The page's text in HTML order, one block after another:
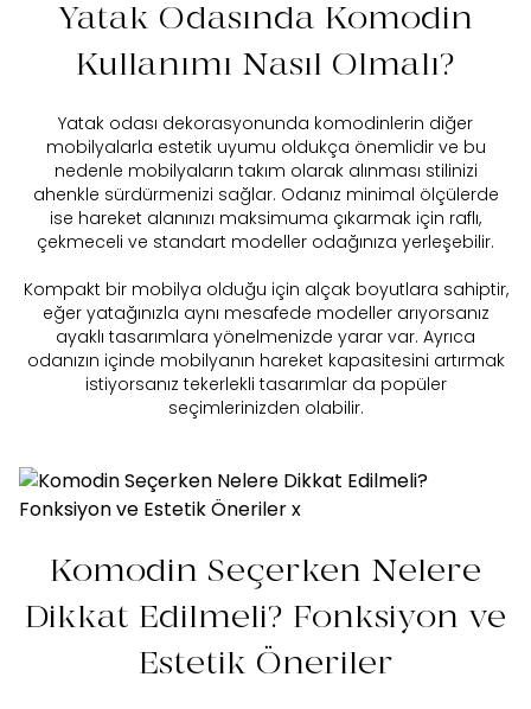
Yatak Odasında Komodin
Kullanımı Nasıl Olmalı?
Yatak odası dekorasyonunda komodinlerin diğer
mobilyalarla estetik uyumu oldukça önemlidir ve bu
nedenle mobilyaların takım olarak alınması stilinizi
ahenkle sürdürmenizi sağlar. Odanız minimal ölçülerde
ise hareket alanınızı maksimuma çıkarmak için raflı,
çekmeceli ve standart modeller odağınıza yerleşebilir.
Kompakt bir mobilya olduğu için alçak boyutlara sahiptir,
eğer yatağınızla aynı mesafede modeller arıyorsanız
ayaklı tasarımlara yönelmenizde yarar var. Ayrıca
odanızın içinde mobilyanın hareket kapasitesini artırmak
istiyorsanız tekerlekli tasarımlar da popüler
seçimlerinizden olabilir.
Komodin Seçerken Nelere
Dikkat Edilmeli? Fonksiyon ve
Estetik Öneriler